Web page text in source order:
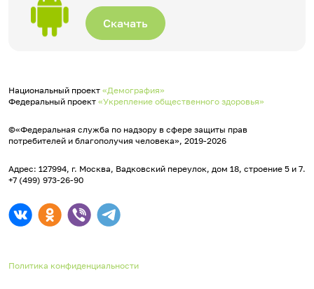
Скачать
Национальный проект «Демография»
Федеральный проект «Укрепление общественного здоровья»
©«Федеральная служба по надзору в сфере защиты прав
потребителей и благополучия человека», 2019-2026
Адрес: 127994, г. Москва, Вадковский переулок, дом 18, строение 5 и 7.
+7 (499) 973-26-90
Политика конфиденциальности